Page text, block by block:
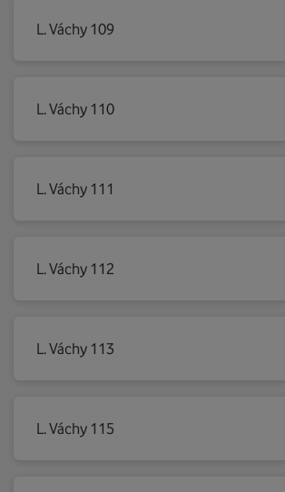
L. Váchy 109
L. Váchy 110
L. Váchy 111
L. Váchy 112
L. Váchy 113
L. Váchy 115